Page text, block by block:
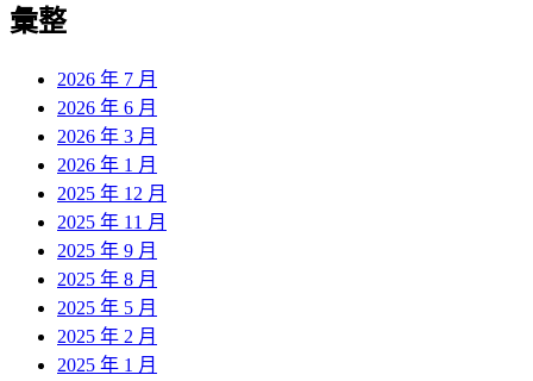
彙整
2026 年 7 月
2026 年 6 月
2026 年 3 月
2026 年 1 月
2025 年 12 月
2025 年 11 月
2025 年 9 月
2025 年 8 月
2025 年 5 月
2025 年 2 月
2025 年 1 月